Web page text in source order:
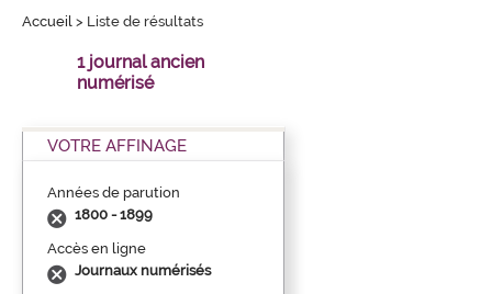
Accueil > Liste de résultats
1 journal ancien
numérisé
VOTRE AFFINAGE
Années de parution
1800 - 1899
Accès en ligne
Journaux numérisés